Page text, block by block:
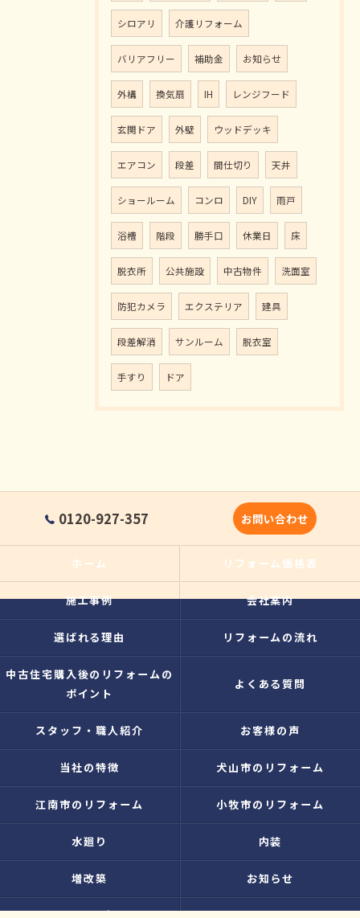
シロアリ 介護リフォーム
バリアフリー 補助金 お知らせ
外構 換気扇 IH レンジフード
玄関ドア 外壁 ウッドデッキ
エアコン 段差 間仕切り 天井
ショールーム コンロ DIY 雨戸
浴槽 階段 勝手口 休業日 床
脱衣所 公共施設 中古物件 洗面室
防犯カメラ エクステリア 建具
段差解消 サンルーム 脱衣室
手すり ドア
0120-927-357 お問い合わせ
ホーム リフォーム価格表
施工事例 会社案内
選ばれる理由 リフォームの流れ
中古住宅購入後のリフォームの
ポイント
よくある質問
スタッフ・職人紹介 お客様の声
当社の特徴 犬山市のリフォーム
江南市のリフォーム 小牧市のリフォーム
水廻り 内装
増改築 お知らせ
無料お見積り プライバシーポリシー